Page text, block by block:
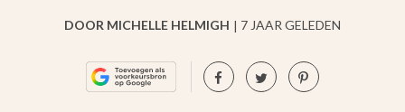
DOOR MICHELLE HELMIGH 7 JAAR GELEDEN